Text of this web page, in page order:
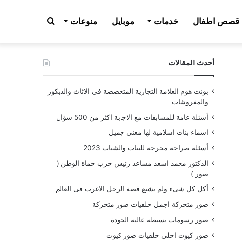
قصص اطفال خدمات موبايل منوعات بحث
عن أحدث المقالات
بونت هوم العلامة التجارية المتخصصة فى الاثاث والديكور
والمفروشات
أسئلة عامة للمسابقات مع الاجابة اكثر من 500 سؤال
اسماء بنات اسلامية لها معنى جميل
أسئلة صراحة محرجة للبنات والشباب 2023
الدكتور محمد اسعد مساعد رئيس حزب حماة الوطن (
صور )
أكل كل شىء ولم يشبع قصة الرجل الاغرب فى العالم
صور متحركة اجمل خلفيات صور متحركة
صور رسومات بسيطه عاليه الجودة
صور كيوت احلى خلفيات صور كيوت